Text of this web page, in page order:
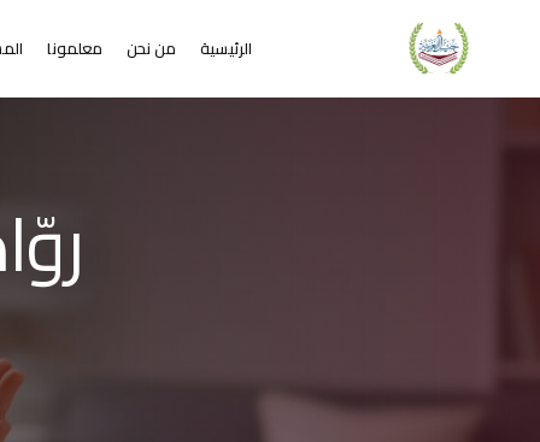
الرئيسية من نحن معلمونا
أكاديمية جيل العربية – Jeel Alarabiya Academy
تفاصيل الدراسة
الفئات العمرية المستهدفة: من 4 سنوات حتى البالغين
الشريحة 2 من 4: التعلم عن بُعد خير من البعد عن التعليم